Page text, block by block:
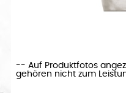
-- Auf Produktfotos
gehören nicht zum